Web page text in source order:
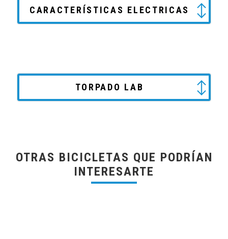
CARACTERÍSTICAS ELECTRICAS
TORPADO LAB
OTRAS BICICLETAS QUE PODRÍAN
INTERESARTE